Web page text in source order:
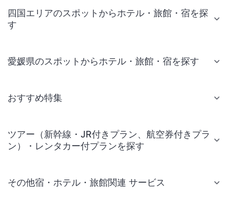
四国エリアのスポットからホテル・旅館・宿を探
す
愛媛県のスポットからホテル・旅館・宿を探す
おすすめ特集
ツアー（新幹線・JR付きプラン、航空券付きプラ
ン）・レンタカー付プランを探す
その他宿・ホテル・旅館関連 サービス